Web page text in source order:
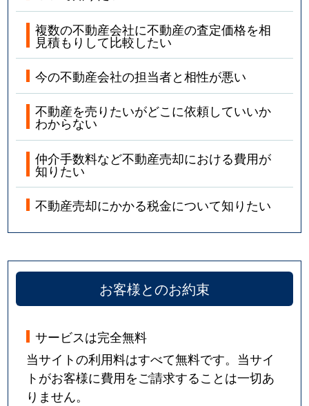
複数の不動産会社に不動産の査定価格を相
見積もりして比較したい
今の不動産会社の担当者と相性が悪い
不動産を売りたいがどこに依頼していいか
わからない
仲介手数料など不動産売却における費用が
知りたい
不動産売却にかかる税金について知りたい
お客様とのお約束
サービスは完全無料
当サイトの利用料はすべて無料です。当サイ
トがお客様に費用をご請求することは一切あ
りません。